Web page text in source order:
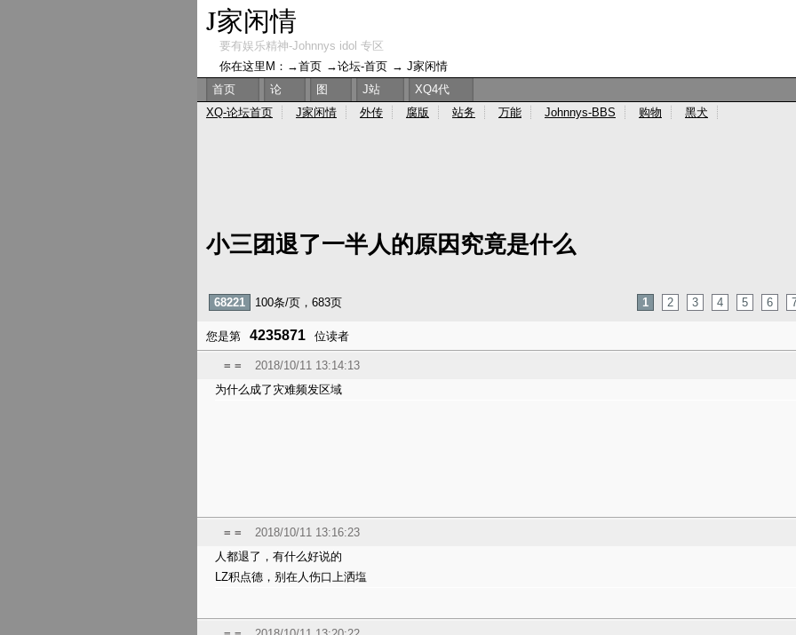
小三团退了一半人的原因究竟是什么
68221
100条/页，683页 1 2 3 4 5 6
您是第 4235871 位读者
= =
2018/10/11 13:14:13
为什么成了灾难频发区域
= =
2018/10/11 13:16:23
人都退了，有什么好说的
LZ积点德，别在人伤口上洒塩
J家闲情
要有娱乐精神-Johnnys idol 专区
你在这里M：→首页 →论坛-首页 → J家闲情
首页
论 图 J站
XQ4代
XQ-论坛首页 J家闲情 外传 腐版 站务 万能 Johnnys-BBS 购物 黑犬